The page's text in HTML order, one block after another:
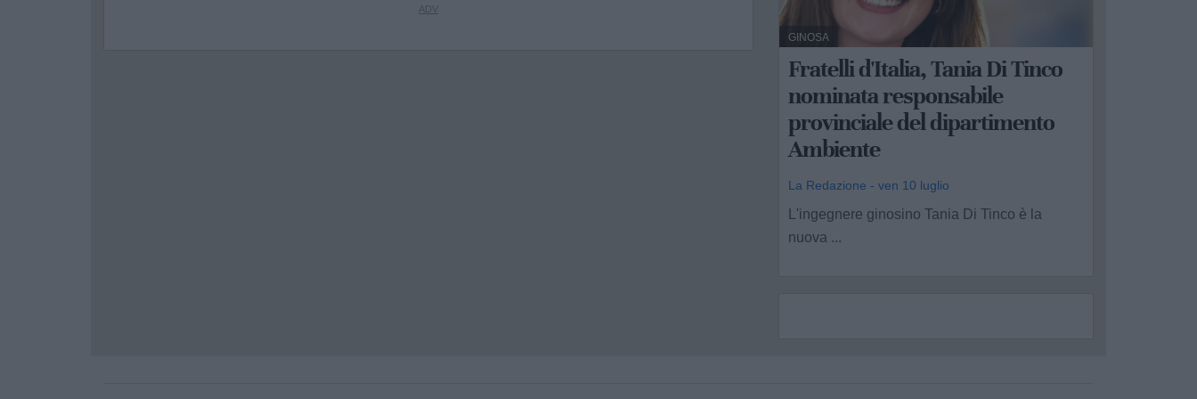
GINOSA
Fratelli d'Italia, Tania Di Tinco
nominata responsabile
provinciale del dipartimento
Ambiente
La Redazione - ven 10 luglio
L'ingegnere ginosino Tania Di Tinco è la
nuova ...